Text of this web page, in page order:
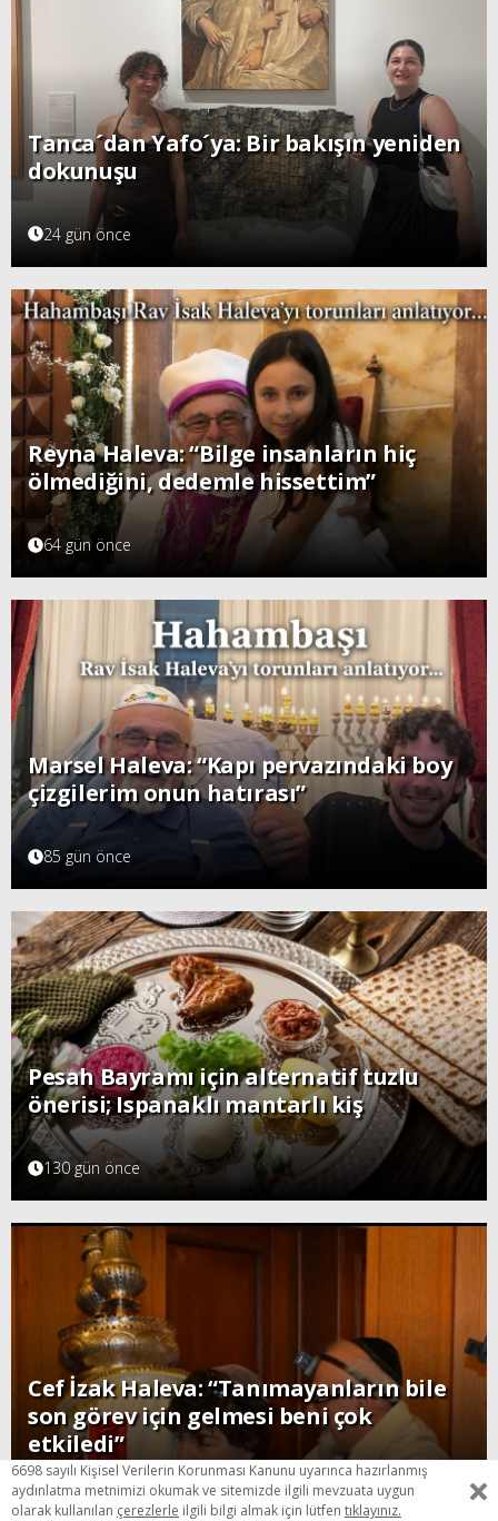
Tanca´dan Yafo´ya: Bir bakışın yeniden
dokunuşu
24 gün önce
Reyna Haleva: “Bilge insanların hiç
ölmediğini, dedemle hissettim”
64 gün önce
Marsel Haleva: “Kapı pervazındaki boy
çizgilerim onun hatırası”
85 gün önce
Pesah Bayramı için alternatif tuzlu
önerisi; Ispanaklı mantarlı kiş
130 gün önce
Cef İzak Haleva: “Tanımayanların bile
son görev için gelmesi beni çok
etkiledi”
143 gün önce
6698 sayılı Kişisel Verilerin Korunması Kanunu uyarınca hazırlanmış
aydınlatma metnimizi okumak ve sitemizde ilgili mevzuata uygun
olarak kullanılan çerezlerle ilgili bilgi almak için lütfen tıklayınız.